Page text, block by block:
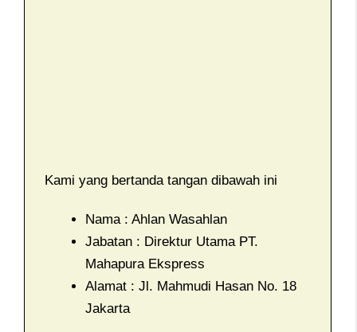
Kami yang bertanda tangan dibawah ini
Nama : Ahlan Wasahlan
Jabatan : Direktur Utama PT.
Mahapura Ekspress
Alamat : Jl. Mahmudi Hasan No. 18
Jakarta